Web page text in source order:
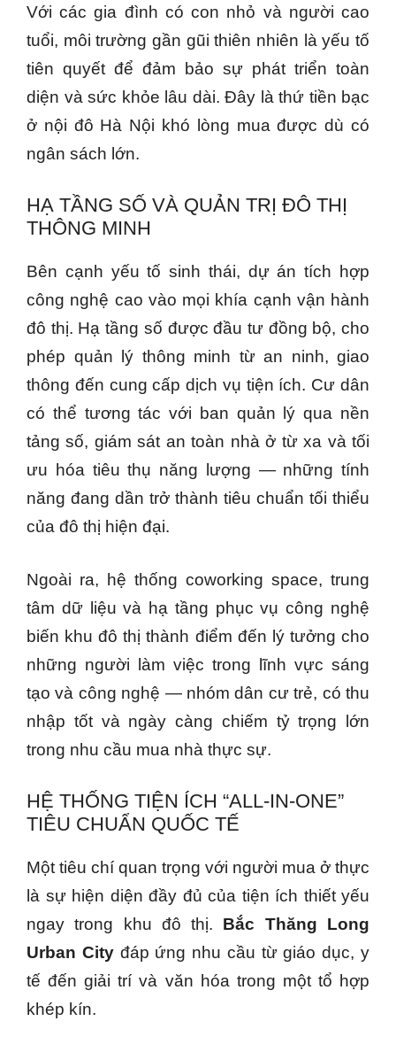
Với các gia đình có con nhỏ và người cao
tuổi, môi trường gần gũi thiên nhiên là yếu tố
tiên quyết để đảm bảo sự phát triển toàn
diện và sức khỏe lâu dài. Đây là thứ tiền bạc
ở nội đô Hà Nội khó lòng mua được dù có
ngân sách lớn.
HẠ TẦNG SỐ VÀ QUẢN TRỊ ĐÔ THỊ
THÔNG MINH
Bên cạnh yếu tố sinh thái, dự án tích hợp
công nghệ cao vào mọi khía cạnh vận hành
đô thị. Hạ tầng số được đầu tư đồng bộ, cho
phép quản lý thông minh từ an ninh, giao
thông đến cung cấp dịch vụ tiện ích. Cư dân
có thể tương tác với ban quản lý qua nền
tảng số, giám sát an toàn nhà ở từ xa và tối
ưu hóa tiêu thụ năng lượng — những tính
năng đang dần trở thành tiêu chuẩn tối thiểu
của đô thị hiện đại.
Ngoài ra, hệ thống coworking space, trung
tâm dữ liệu và hạ tầng phục vụ công nghệ
biến khu đô thị thành điểm đến lý tưởng cho
những người làm việc trong lĩnh vực sáng
tạo và công nghệ — nhóm dân cư trẻ, có thu
nhập tốt và ngày càng chiếm tỷ trọng lớn
trong nhu cầu mua nhà thực sự.
HỆ THỐNG TIỆN ÍCH “ALL-IN-ONE”
TIÊU CHUẨN QUỐC TẾ
Một tiêu chí quan trọng với người mua ở thực
là sự hiện diện đầy đủ của tiện ích thiết yếu
ngay trong khu đô thị. Bắc Thăng Long
Urban Cityđáp ứng nhu cầu từ giáo dục, y
tế đến giải trí và văn hóa trong một tổ hợp
khép kín.